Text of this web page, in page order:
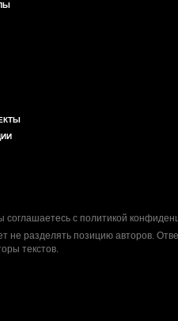
соглашаетесь с политикой
не разделять позицию авторов.
текстов.